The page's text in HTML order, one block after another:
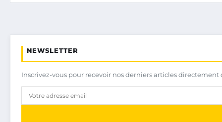
NEWSLETTER
Inscrivez-vous pour recevoir nos derniers articles